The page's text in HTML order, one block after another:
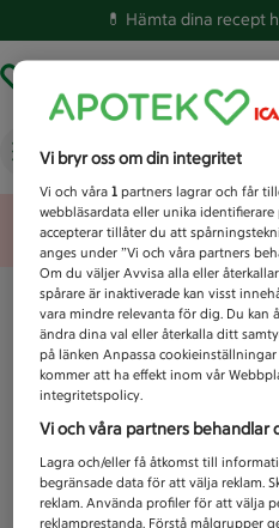
💊 Hämta dina recept
Vad letar du efter
Vi bryr oss om din integritet
Vi och våra1 partners lagrar och får
webbläsardata eller unika
accepterar tillåter du att
anges under ”Vi och våra partners
Om du väljer Avvisa alla eller
spårare är inaktiverade kan visst
vara mindre relevanta för dig. Du
ändra dina val eller återkalla ditt
på länken Anpassa
kommer att ha effekt inom vår
integritetspolicy.
Vi och våra partners
Lagra och/eller få åtkomst till
begränsade data för att välja reklam.
reklam. Använda profiler för att välja
reklamprestanda. Förstå målgrupper